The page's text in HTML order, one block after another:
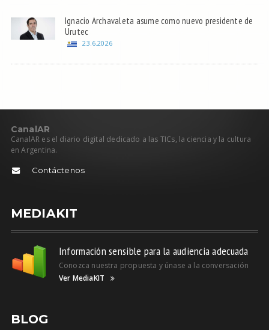
Ignacio Archavaleta asume como nuevo presidente de
Urutec
23.6.2026
CanalAR
CanalAR es el diario digital dedicado a las TICs, la ciencia y la cultura
en Argentina.
Contáctenos
MEDIAKIT
Información sensible para la audiencia adecuada
Conozca nuestra propuesta y únase a la conversación
Ver MediaKIT
BLOG